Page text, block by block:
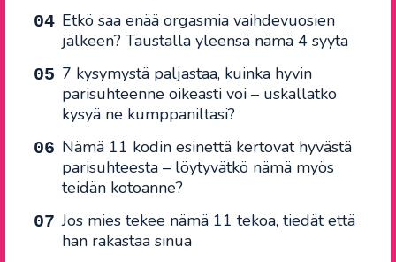
Etkö saa enää orgasmia vaihdevuosien
jälkeen? Taustalla yleensä nämä 4 syytä
7 kysymystä paljastaa, kuinka hyvin
parisuhteenne oikeasti voi – uskallatko
kysyä ne kumppaniltasi?
Nämä 11 kodin esinettä kertovat hyvästä
parisuhteesta – löytyvätkö nämä myös
teidän kotoanne?
Jos mies tekee nämä 11 tekoa, tiedät että
hän rakastaa sinua